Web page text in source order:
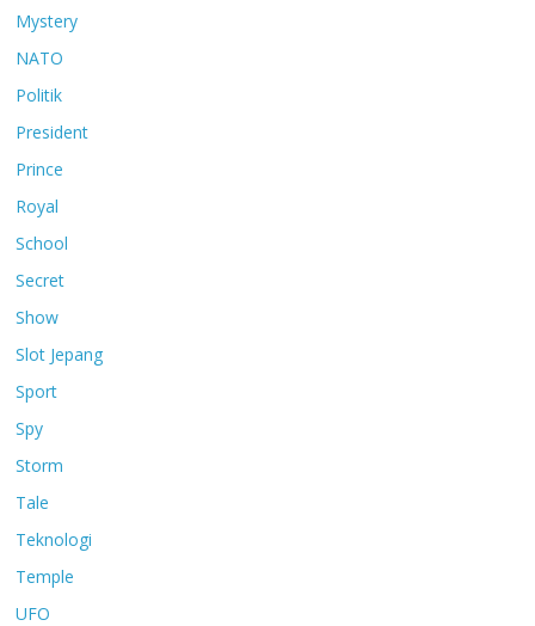
Mystery
NATO
Politik
President
Prince
Royal
School
Secret
Show
Slot Jepang
Sport
Spy
Storm
Tale
Teknologi
Temple
UFO